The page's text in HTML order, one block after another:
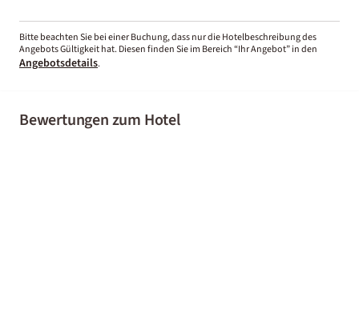
Bitte beachten Sie bei einer Buchung, dass nur die Hotelbeschreibung des
Angebots Gültigkeit hat. Diesen finden Sie im Bereich “Ihr Angebot” in den
Angebotsdetails.
Bewertungen zum Hotel